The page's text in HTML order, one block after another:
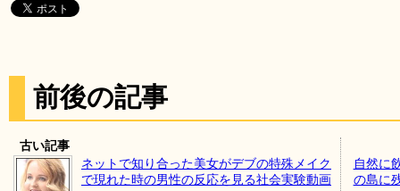
前後の記事
古い記事
ネットで知り合った美女がデブの特殊メイク
で現れた時の男性の反応を見る社会実験動画
自然に
の島に